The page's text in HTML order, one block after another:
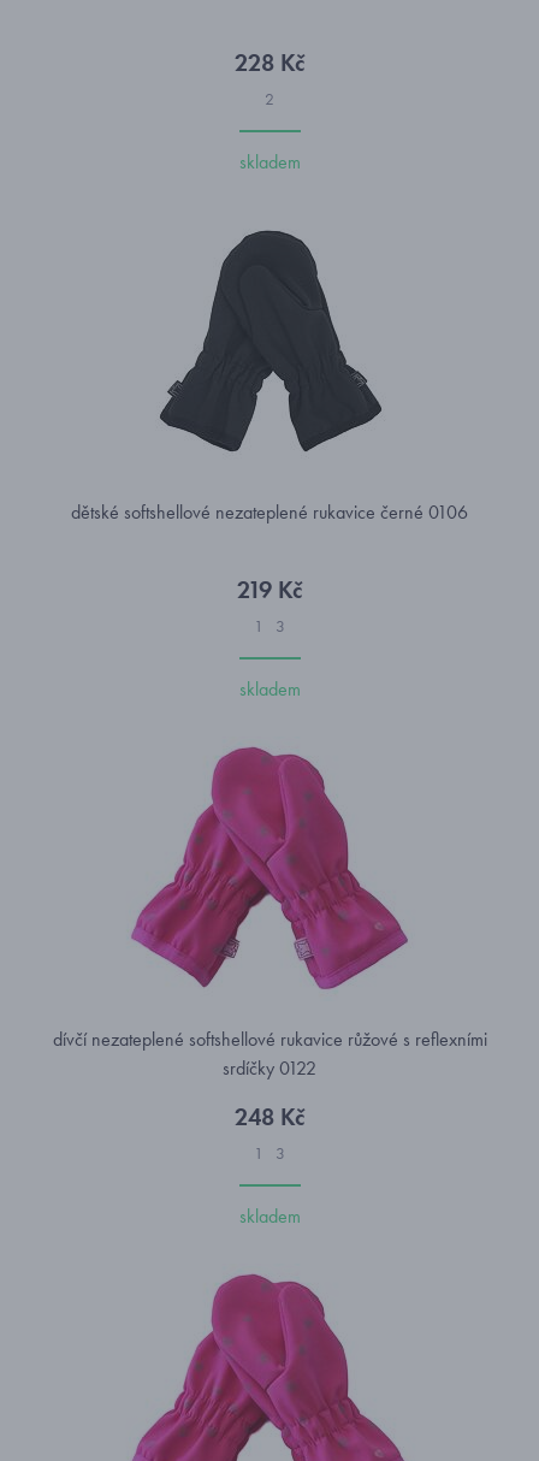
228 Kč
2
skladem
dětské softshellové nezateplené rukavice černé 0106
219 Kč
1 3
skladem
dívčí nezateplené softshellové rukavice růžové s reflexními
srdíčky 0122
248 Kč
1 3
skladem